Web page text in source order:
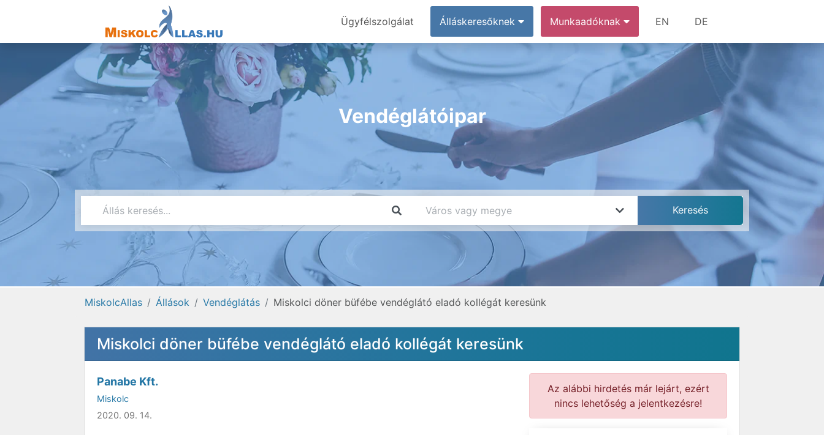
Ügyfélszolgálat Álláskeresőknek Munkaadóknak EN DE
Vendéglátóipar
MiskolcAllas Állások Vendéglátás Miskolci döner büfébe vendéglátó eladó kollégát keresünk
Miskolci döner büfébe vendéglátó eladó kollégát keresünk
Panabe Kft.
Miskolc
2020. 09. 14.
Az alábbi hirdetés már lejárt, ezért
nincs lehetőség a jelentkezésre!